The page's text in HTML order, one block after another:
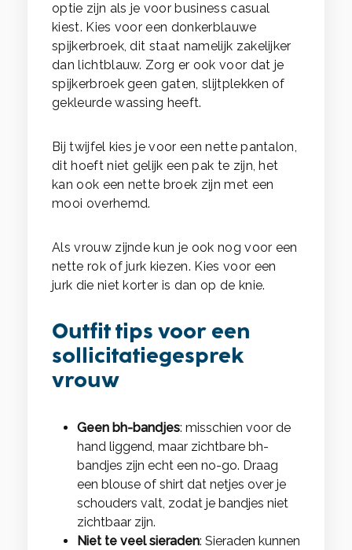
optie zijn als je voor business casual
kiest. Kies voor een donkerblauwe
spijkerbroek, dit staat namelijk zakelijker
dan lichtblauw. Zorg er ook voor dat je
spijkerbroek geen gaten, slijtplekken of
gekleurde wassing heeft.
Bij twijfel kies je voor een nette pantalon,
dit hoeft niet gelijk een pak te zijn, het
kan ook een nette broek zijn met een
mooi overhemd.
Als vrouw zijnde kun je ook nog voor een
nette rok of jurk kiezen. Kies voor een
jurk die niet korter is dan op de knie.
Outfit tips voor een
sollicitatiegesprek
vrouw
Geen bh-bandjes: misschien voor de
hand liggend, maar zichtbare bh-
bandjes zijn echt een no-go. Draag
een blouse of shirt dat netjes over je
schouders valt, zodat je bandjes niet
zichtbaar zijn.
Niet te veel sieraden: Sieraden kunnen